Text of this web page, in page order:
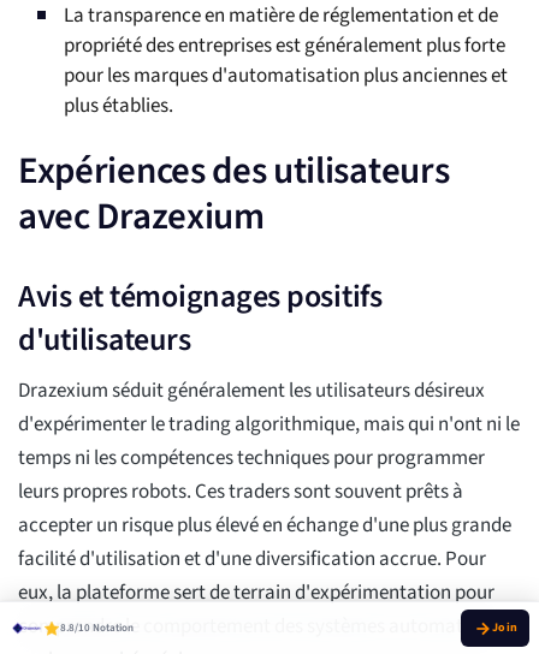
La transparence en matière de réglementation et de
propriété des entreprises est généralement plus forte
pour les marques d'automatisation plus anciennes et
plus établies.
Expériences des utilisateurs
avec Drazexium
Avis et témoignages positifs
d'utilisateurs
Drazexium séduit généralement les utilisateurs désireux
d'expérimenter le trading algorithmique, mais qui n'ont ni le
temps ni les compétences techniques pour programmer
leurs propres robots. Ces traders sont souvent prêts à
accepter un risque plus élevé en échange d'une plus grande
facilité d'utilisation et d'une diversification accrue. Pour
eux, la plateforme sert de terrain d'expérimentation pour
comprendre le comportement des systèmes automatisés
8.8/10 Notation